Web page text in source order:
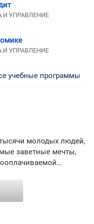
И УПРАВЛЕНИЕ
И УПРАВЛЕНИЕ
учебные программы
молодых людей,
заветные мечты,
которая наряду с
памятники